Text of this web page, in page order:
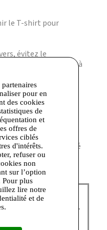
le T-shirt pour
évitez le
sur l’envers à
pour un usage en
un style décontracté
la famille
pour en
des cookies
de
et
offres de
ciblés
d'intérêts.
refuser ou
non
sur l’option
plus
lire notre
et de